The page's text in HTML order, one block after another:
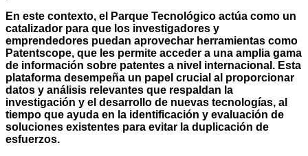
En este contexto, el Parque Tecnológico actúa como un
catalizador para que los investigadores y
emprendedores puedan aprovechar herramientas como
Patentscope, que les permite acceder a una amplia gama
de información sobre patentes a nivel internacional. Esta
plataforma desempeña un papel crucial al proporcionar
datos y análisis relevantes que respaldan la
investigación y el desarrollo de nuevas tecnologías, al
tiempo que ayuda en la identificación y evaluación de
soluciones existentes para evitar la duplicación de
esfuerzos.